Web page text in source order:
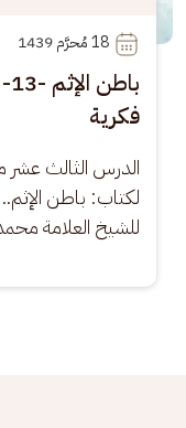
18
فكرية
الدرس الثالث
لكتاب: باطن
للشيخ العلامة